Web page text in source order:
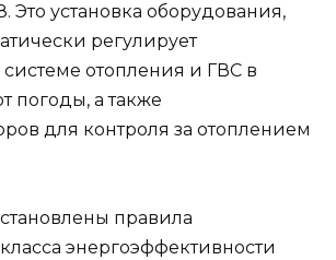
Это установка оборудования,
регулирует
системе отопления и ГВС в
погоды, а также
для контроля за отоплением
правила
энергоэффективности